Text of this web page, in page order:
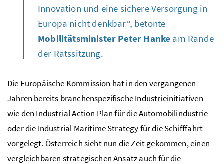
Innovation und eine sichere Versorgung in
Europa nicht denkbar“, betonte
Mobilitätsminister Peter Hanke am Rande
der Ratssitzung.
Die Europäische Kommission hat in den vergangenen
Jahren bereits branchenspezifische Industrieinitiativen
wie den Industrial Action Plan für die Automobilindustrie
oder die Industrial Maritime Strategyfür die Schifffahrt
vorgelegt. Österreich sieht nun die Zeit gekommen, einen
vergleichbaren strategischen Ansatz auch für die